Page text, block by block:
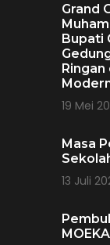
Grand
Bupati
19 Mei
Masa
13 Juli
MOEKA